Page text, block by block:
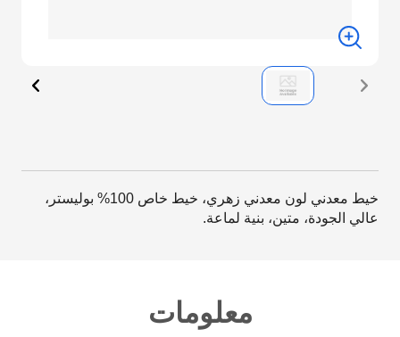
خيط معدني لون معدني زهري، خيط خاص 100% بوليستر،
عالي الجودة، متين، بنية لماعة.
معلومات